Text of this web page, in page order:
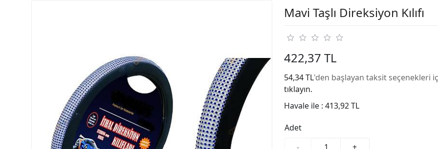
Mavi Taşlı Direksiyon Kılıfı
422,37 TL
54,34 TL'den başlayan taksit seçenekleri
tıklayın.
Havale ile : 413,92 TL
Adet